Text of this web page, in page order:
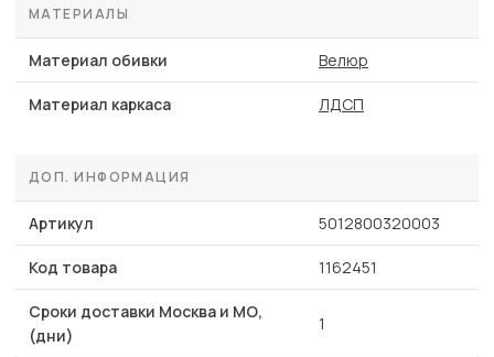
МАТЕРИАЛЫ
Материал обивки Велюр
Материал каркаса ЛДСП
ДОП. ИНФОРМАЦИЯ
Артикул 5012800320003
Код товара 1162451
Сроки доставки Москва и МО,
(дни)
1